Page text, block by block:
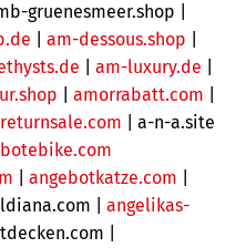
gruenesmeer.shop |
am-dessous.shop
am-luxury.de
amorrabatt.com
| a-n-a.site
angebotkatze.com
| angelikas-
|